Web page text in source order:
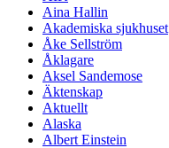
Aina Hallin
Akademiska sjukhuset
Åke Sellström
Åklagare
Aksel Sandemose
Äktenskap
Aktuellt
Alaska
Albert Einstein